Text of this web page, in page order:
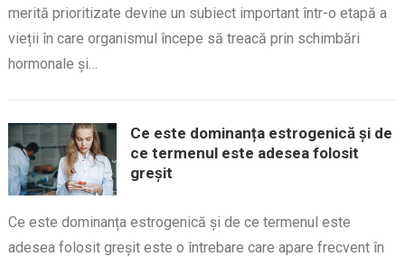
merită prioritizate devine un subiect important într-o etapă a
vieții în care organismul începe să treacă prin schimbări
hormonale și…
Ce este dominanța estrogenică și de
ce termenul este adesea folosit
greșit
Ce este dominanța estrogenică și de ce termenul este
adesea folosit greșit este o întrebare care apare frecvent în